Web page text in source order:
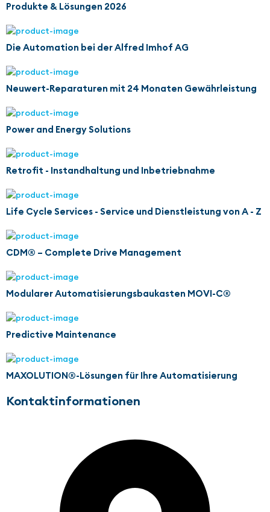
Produkte & Lösungen 2026
Die Automation bei der Alfred Imhof AG
Neuwert-Reparaturen mit 24 Monaten Gewährleistung
Power and Energy Solutions
Retrofit - Instandhaltung und Inbetriebnahme
Life Cycle Services - Service und Dienstleistung von A - Z
CDM® – Complete Drive Management
Modularer Automatisierungsbaukasten MOVI-C®
Predictive Maintenance
MAXOLUTION®-Lösungen für Ihre Automatisierung
Kontaktinformationen